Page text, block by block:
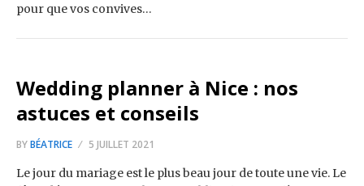
pour que vos convives…
Wedding planner à Nice : nos
astuces et conseils
BYBÉATRICE 5 JUILLET 2021
Le jour du mariage est le plus beau jour de toute une vie. Le